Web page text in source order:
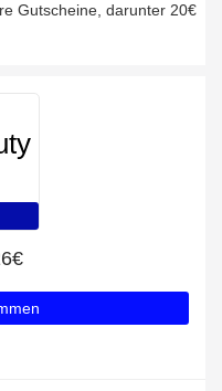
Gutscheine, darunter 20€